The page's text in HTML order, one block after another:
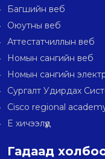
Багшийн веб
Оюутны веб
Аттестатчиллын веб
Номын сангийн веб
Номын сангийн
Сургалт Удирдах
Cisco regional
E хичээлүүд
Гадаад